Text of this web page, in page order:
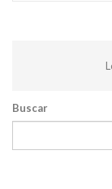
Buscar